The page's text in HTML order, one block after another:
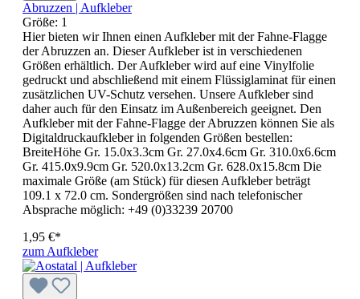
Abruzzen | Aufkleber
Größe: 1
Hier bieten wir Ihnen einen Aufkleber mit der Fahne-Flagge
der Abruzzen an. Dieser Aufkleber ist in verschiedenen
Größen erhältlich. Der Aufkleber wird auf eine Vinylfolie
gedruckt und abschließend mit einem Flüssiglaminat für einen
zusätzlichen UV-Schutz versehen. Unsere Aufkleber sind
daher auch für den Einsatz im Außenbereich geeignet. Den
Aufkleber mit der Fahne-Flagge der Abruzzen können Sie als
Digitaldruckaufkleber in folgenden Größen bestellen:
BreiteHöhe Gr. 15.0x3.3cm Gr. 27.0x4.6cm Gr. 310.0x6.6cm
Gr. 415.0x9.9cm Gr. 520.0x13.2cm Gr. 628.0x15.8cm Die
maximale Größe (am Stück) für diesen Aufkleber beträgt
109.1 x 72.0 cm. Sondergrößen sind nach telefonischer
Absprache möglich: +49 (0)33239 20700
1,95 €*
zum Aufkleber